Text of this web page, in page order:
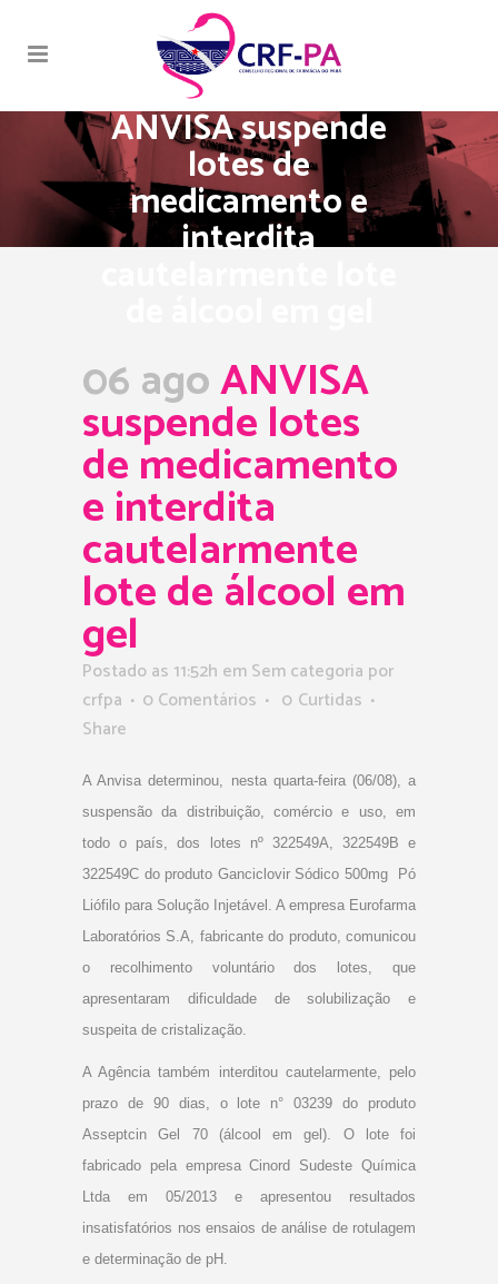
ANVISA suspende
lotes de
medicamento e
interdita
06 agoANVISA
suspende lotes
de medicamento
e interdita
cautelarmente
lote de álcool em
gel
Postado as 11:52h em Sem categoria por
crfpa
0 Comentários 0 Curtidas
Share
A Anvisa determinou, nesta quarta-feira (06/08), a
suspensão da distribuição, comércio e uso, em
todo o país, dos lotes nº 322549A, 322549B e
322549C do produto Ganciclovir Sódico 500mg  Pó
Liófilo para Solução Injetável. A empresa Eurofarma
Laboratórios S.A, fabricante do produto, comunicou
o recolhimento voluntário dos lotes, que
apresentaram dificuldade de solubilização e
suspeita de cristalização.
A Agência também interditou cautelarmente, pelo
prazo de 90 dias, o lote n° 03239 do produto
Asseptcin Gel 70 (álcool em gel). O lote foi
fabricado pela empresa Cinord Sudeste Química
Ltda em 05/2013 e apresentou resultados
insatisfatórios nos ensaios de análise de rotulagem
e determinação de pH.